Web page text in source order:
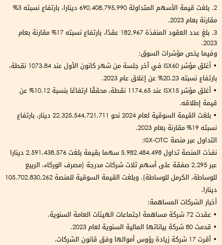
2. بلغت قيمة الأسهم المتداولة 690,408,795,990 دينارا، بارتفاع نسبته 3%
مقارنة بعام 2023.
3. بلغ عدد العقود المنفذة 182,967 عقدًا، بارتفاع نسبته 17% مقارنة بعام
2023.
وفيما يخص مؤشرات السوق:
• أغلق مؤشر ISX60 في آخر جلسة من شهر كانون الأول عند 1073.84 نقطة،
بارتفاع نسبته 20.23% عن إغلاق عام 2023.
• أغلق مؤشر ISX15 عند 1174.65 نقطة، محققًا ارتفاعًا بنسبة 10.12% عن
قيمة إطلاقه.
• بلغت القيمة السوقية لعام 2024 نحو 22,325,544,721,711 دينار، بارتفاع
نسبته 19% مقارنة بعام 2023.
التداول عبر منصة ISX-OTC:
نفذت المنصة تداول 5,982,484,498 سهما بقيمة بلغت 2,591,438,576 دينارا
عبر 2,295 صفقة على أسهم ثلاث شركات مدرجة (مصرف الوركاء، الربيع
للوساطة، الكرمل للوساطة). وبلغت القيمة السوقية للمنصة 105,702,830,262
دينارا.
أخبار الشركات المساهمة:
• عقدت 72 شركة مساهمة اجتماعات الهيئات العامة السنوية.
• قدمت 80 شركة بياناتها المالية السنوية لعام 2023.
• أقرت 17 شركة زيادة رؤوس أموالها وفق قانون الشركات.